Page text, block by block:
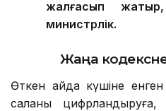
жалғасып
министрлік.
Жаңа кодекс
Өткен айда күшіне
саланы цифрландыруға,